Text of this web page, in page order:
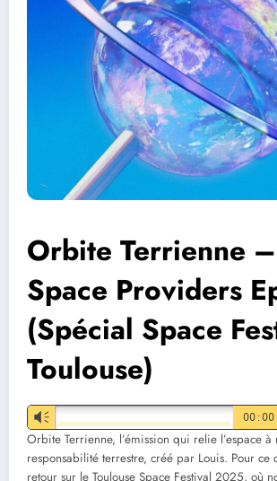
Orbite Terrienne
Space Providers
(Spécial Space
Toulouse)
Vm 00:00
Orbite Terrienne, l’émission qui relie l’espace à
responsabilité terrestre, créé par Louis. Pour ce
retour sur le Toulouse Space Festival 2025, où